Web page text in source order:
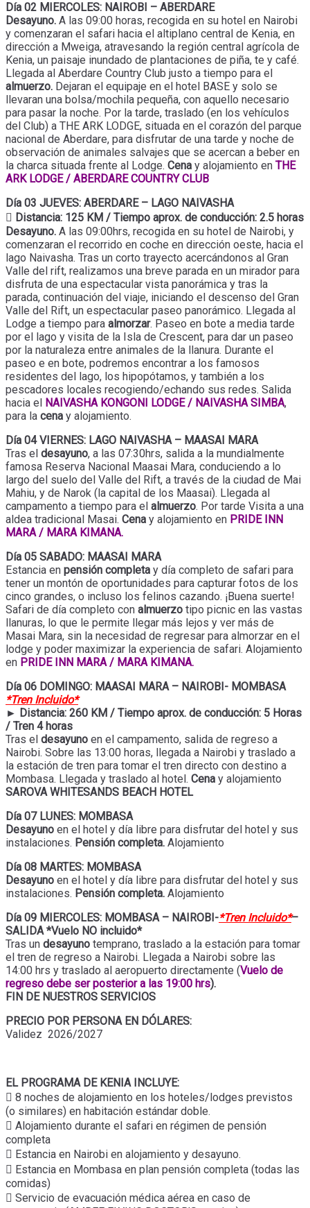
Día 02 MIERCOLES: NAIROBI – ABERDARE
Desayuno. A las 09:00 horas, recogida en su hotel en Nairobi
y comenzaran el safari hacia el altiplano central de Kenia, en
dirección a Mweiga, atravesando la región central agrícola de
Kenia, un paisaje inundado de plantaciones de piña, te y café.
Llegada al Aberdare Country Club justo a tiempo para el
almuerzo. Dejaran el equipaje en el hotel BASE y solo se
llevaran una bolsa/mochila pequeña, con aquello necesario
para pasar la noche. Por la tarde, traslado (en los vehículos
del Club) a THE ARK LODGE, situada en el corazón del parque
nacional de Aberdare, para disfrutar de una tarde y noche de
observación de animales salvajes que se acercan a beber en
la charca situada frente al Lodge. Cena y alojamiento en THE
ARK LODGE / ABERDARE COUNTRY CLUB
Día 03 JUEVES: ABERDARE – LAGO NAIVASHA
 Distancia: 125 KM / Tiempo aprox. de conducción: 2.5 horas
Desayuno. A las 09:00hrs, recogida en su hotel de Nairobi, y
comenzaran el recorrido en coche en dirección oeste, hacia el
lago Naivasha. Tras un corto trayecto acercándonos al Gran
Valle del rift, realizamos una breve parada en un mirador para
disfruta de una espectacular vista panorámica y tras la
parada, continuación del viaje, iniciando el descenso del Gran
Valle del Rift, un espectacular paseo panorámico. Llegada al
Lodge a tiempo para almorzar. Paseo en bote a media tarde
por el lago y visita de la Isla de Crescent, para dar un paseo
por la naturaleza entre animales de la llanura. Durante el
paseo e en bote, podremos encontrar a los famosos
residentes del lago, los hipopótamos, y también a los
pescadores locales recogiendo/echando sus redes. Salida
hacia el
NAIVASHA KONGONI LODGE / NAIVASHA SIMBA,
para la cena y alojamiento.
Día 04 VIERNES: LAGO NAIVASHA – MAASAI MARA
Tras el desayuno, a las 07:30hrs, salida a la mundialmente
famosa Reserva Nacional Maasai Mara, conduciendo a lo
largo del suelo del Valle del Rift, a través de la ciudad de Mai
Mahiu, y de Narok (la capital de los Maasai). Llegada al
campamento a tiempo para el almuerzo. Por tarde Visita a una
aldea tradicional Masai. Cena y alojamiento en PRIDE INN
MARA / MARA KIMANA.
Día 05 SABADO: MAASAI MARA
Estancia en pensión completa y día completo de safari para
tener un montón de oportunidades para capturar fotos de los
cinco grandes, o incluso los felinos cazando. ¡Buena suerte!
Safari de día completo con almuerzo tipo picnic en las vastas
llanuras, lo que le permite llegar más lejos y ver más de
Masai Mara, sin la necesidad de regresar para almorzar en el
lodge y poder maximizar la experiencia de safari. Alojamiento
en PRIDE INN MARA / MARA KIMANA.
Día 06 DOMINGO: MAASAI MARA – NAIROBI- MOMBASA
*Tren Incluido*
► Distancia: 260 KM / Tiempo aprox. de conducción: 5 Horas
/ Tren 4 horas
Tras el desayuno en el campamento, salida de regreso a
Nairobi. Sobre las 13:00 horas, llegada a Nairobi y traslado a
la estación de tren para tomar el tren directo con destino a
Mombasa. Llegada y traslado al hotel. Cena y alojamiento
SAROVA WHITESANDS BEACH HOTEL
Día 07 LUNES: MOMBASA
Desayuno en el hotel y día libre para disfrutar del hotel y sus
instalaciones. Pensión completa. Alojamiento
Día 08 MARTES: MOMBASA
Desayuno en el hotel y día libre para disfrutar del hotel y sus
instalaciones. Pensión completa. Alojamiento
Día 09 MIERCOLES: MOMBASA – NAIROBI-*Tren Incluido*–
SALIDA *Vuelo NO incluido*
Tras un desayuno temprano, traslado a la estación para tomar
el tren de regreso a Nairobi. Llegada a Nairobi sobre las
14:00 hrs y traslado al aeropuerto directamente (Vuelo de
regreso debe ser posterior a las 19:00 hrs).
FIN DE NUESTROS SERVICIOS
PRECIO POR PERSONA EN DÓLARES:
Validez 2026/2027
EL PROGRAMA DE KENIA INCLUYE:
 8 noches de alojamiento en los hoteles/lodges previstos
(o similares) en habitación estándar doble.
 Alojamiento durante el safari en régimen de pensión
completa
 Estancia en Nairobi en alojamiento y desayuno.
 Estancia en Mombasa en plan pensión completa (todas las
comidas)
 Servicio de evacuación médica aérea en caso de